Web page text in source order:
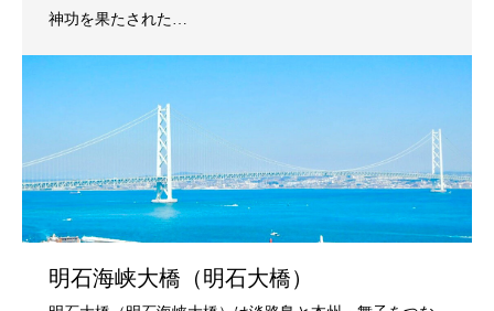
明石海峡大橋（明石大橋）